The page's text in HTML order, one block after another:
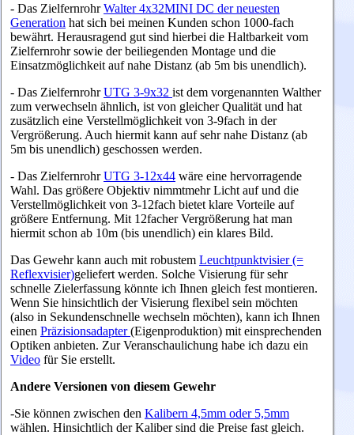
- Das Zielfernrohr Walter 4x32MINI DC der neuesten
Generation hat sich bei meinen Kunden schon 1000-fach
bewährt. Herausragend gut sind hierbei die Haltbarkeit vom
Zielfernrohr sowie der beiliegenden Montage und die
Einsatzmöglichkeit auf nahe Distanz (ab 5m bis unendlich).
- Das ZielfernrohrUTG 3-9x32 ist dem vorgenannten Walther
zum verwechseln ähnlich, ist von gleicher Qualität und hat
zusätzlich eine Verstellmöglichkeit von 3-9fach in der
Vergrößerung. Auch hiermit kann auf sehr nahe Distanz (ab
5m bis unendlich) geschossen werden.
- Das ZielfernrohrUTG 3-12x44 wäre eine hervorragende
Wahl. Das größere Objektiv nimmtmehr Licht auf und die
Verstellmöglichkeit von 3-12fach bietet klare Vorteile auf
größere Entfernung. Mit 12facher Vergrößerung hat man
hiermit schon ab 10m (bis unendlich) ein klares Bild.
Das Gewehr kann auch mit robustem Leuchtpunktvisier (=
Reflexvisier)geliefert werden. Solche Visierung für sehr
schnelle Zielerfassung könnte ich Ihnen gleich fest montieren.
Wenn Sie hinsichtlich der Visierung flexibel sein möchten
(also in Sekundenschnelle wechseln möchten), kann ich Ihnen
einen Präzisionsadapter(Eigenproduktion) mit einsprechenden
Optiken anbieten. Zur Veranschaulichung habe ich dazu ein
Video für Sie erstellt.
Andere Versionen von diesem Gewehr
-Sie können zwischen den Kalibern 4,5mm oder 5,5mm
wählen. Hinsichtlich der Kaliber sind die Preise fast gleich.